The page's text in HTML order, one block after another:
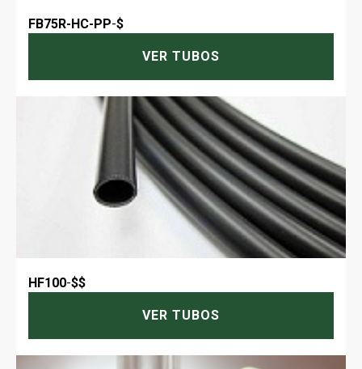
FB75R-HC-PP-$
VER TUBOS
HF100-$$
VER TUBOS